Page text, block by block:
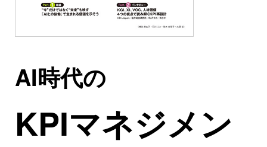
AI時代の
KPIマネジメン